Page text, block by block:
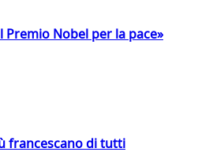
Premio Nobel per la pace»
francescano di tutti